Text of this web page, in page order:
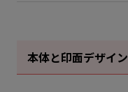
本体と印面デザイン